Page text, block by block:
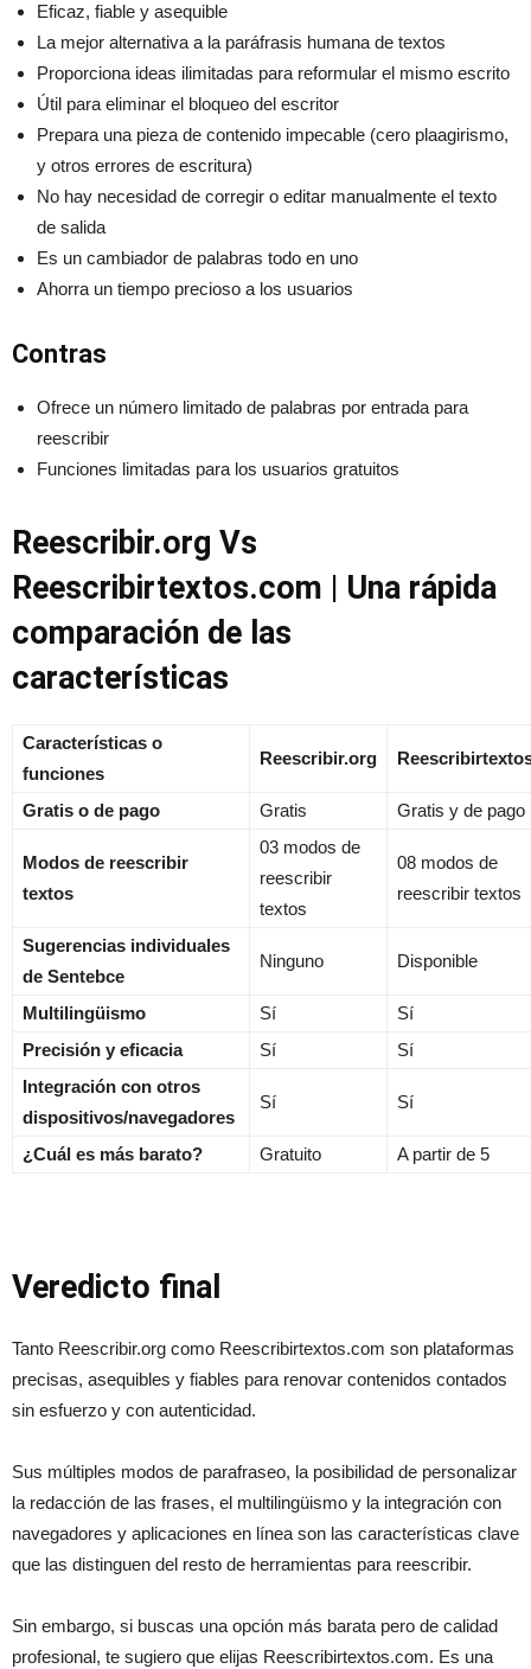
Eficaz, fiable y asequible
La mejor alternativa a la paráfrasis humana de textos
Proporciona ideas ilimitadas para reformular el mismo escrito
Útil para eliminar el bloqueo del escritor
Prepara una pieza de contenido impecable (cero plaagirismo,
y otros errores de escritura)
No hay necesidad de corregir o editar manualmente el texto
de salida
Es un cambiador de palabras todo en uno
Ahorra un tiempo precioso a los usuarios
Contras
Ofrece un número limitado de palabras por entrada para
reescribir
Funciones limitadas para los usuarios gratuitos
Reescribir.org Vs
Reescribirtextos.com | Una rápida
comparación de las
características
Características o
funciones
Reescribir.org
Gratis o de pago Gratis Gratis y de pago
Modos de reescribir
textos
03 modos de
reescribir
textos
08 modos de
reescribir textos
Sugerencias individuales
de Sentebce
Ninguno Disponible
Multilingüismo Sí
Sí
Precisión y eficacia
Sí
Sí
Integración con otros
dispositivos/navegadores
Sí Sí
¿Cuál es más barato? Gratuito A partir de 5
Veredicto final
Tanto Reescribir.org como Reescribirtextos.com son plataformas
precisas, asequibles y fiables para renovar contenidos contados
sin esfuerzo y con autenticidad.
Sus múltiples modos de parafraseo, la posibilidad de personalizar
la redacción de las frases, el multilingüismo y la integración con
navegadores y aplicaciones en línea son las características clave
que las distinguen del resto de herramientas para reescribir.
Sin embargo, si buscas una opción más barata pero de calidad
profesional, te sugiero que elijas Reescribirtextos.com. Es una